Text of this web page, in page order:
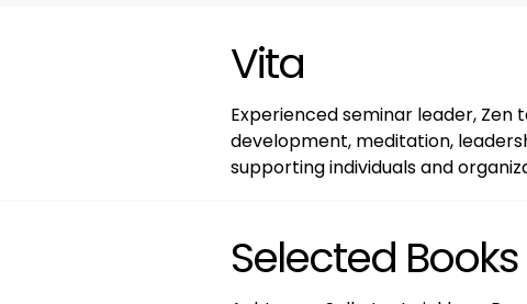
Vita
Experienced seminar leader, Zen
development, meditation,
supporting individuals and
Selected Books